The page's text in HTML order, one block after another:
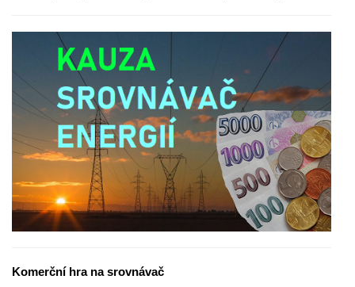
Komerční hra na srovnávač